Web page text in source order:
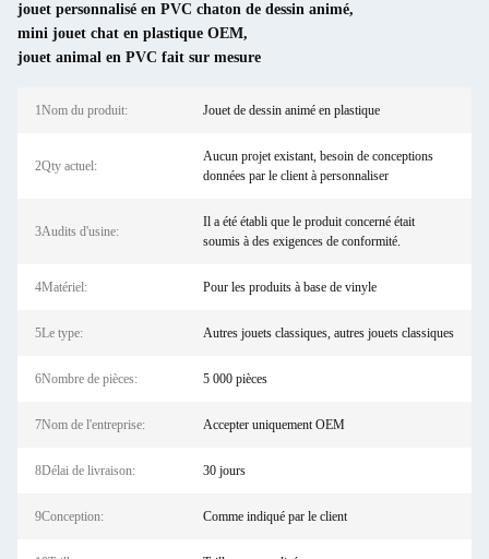
jouet personnalisé en PVC chaton de dessin animé,
mini jouet chat en plastique OEM,
jouet animal en PVC fait sur mesure
1Nom du produit: Jouet de dessin animé en plastique
2Qty actuel:
Aucun projet existant, besoin de conceptions
données par le client à personnaliser
3Audits d'usine:
Il a été établi que le produit concerné était
soumis à des exigences de conformité.
4Matériel: Pour les produits à base de vinyle
5Le type: Autres jouets classiques, autres jouets classiques
6Nombre de pièces: 5 000 pièces
7Nom de l'entreprise: Accepter uniquement OEM
8Délai de livraison: 30 jours
9Conception: Comme indiqué par le client